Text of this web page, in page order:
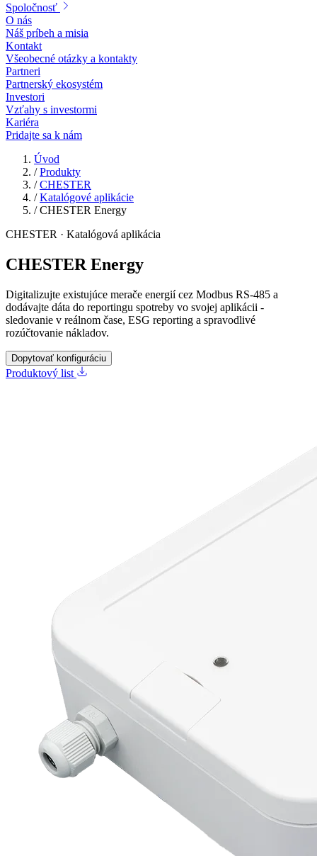
Spoločnosť
O nás
Náš príbeh a misia
Kontakt
Všeobecné otázky a kontakty
Partneri
Partnerský ekosystém
Investori
Vzťahy s investormi
Kariéra
Pridajte sa k nám
Úvod
/ Produkty
/ CHESTER
/ Katalógové aplikácie
/ CHESTER Energy
CHESTER · Katalógová aplikácia
CHESTER Energy
Digitalizujte existujúce merače energií cez Modbus RS‑485 a
dodávajte dáta do reportingu spotreby vo svojej aplikácii -
sledovanie v reálnom čase, ESG reporting a spravodlivé
rozúčtovanie nákladov.
Dopytovať konfiguráciu
Produktový list